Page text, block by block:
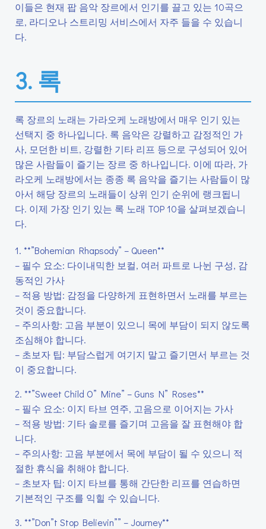
이들은 현재 팝 음악 장르에서 인기를 끌고 있는 10곡으
로, 라디오나 스트리밍 서비스에서 자주 들을 수 있습니
다.
3. 록
록 장르의 노래는 가라오케 노래방에서 매우 인기 있는
선택지 중 하나입니다. 록 음악은 강렬하고 감정적인 가
사, 모던한 비트, 강렬한 기타 리프 등으로 구성되어 있어
많은 사람들이 즐기는 장르 중 하나입니다. 이에 따라, 가
라오케 노래방에서는 종종 록 음악을 즐기는 사람들이 많
아서 해당 장르의 노래들이 상위 인기 순위에 랭크됩니
다. 이제 가장 인기 있는 록 노래 TOP 10을 살펴보겠습니
다.
1. **”Bohemian Rhapsody” – Queen**
– 필수 요소: 다이내믹한 보컬, 여러 파트로 나뉜 구성, 감
동적인 가사
– 적용 방법: 감정을 다양하게 표현하면서 노래를 부르는
것이 중요합니다.
– 주의사항: 고음 부분이 있으니 목에 부담이 되지 않도록
조심해야 합니다.
– 초보자 팁: 부담스럽게 여기지 말고 즐기면서 부르는 것
이 중요합니다.
2. **”Sweet Child O” Mine” – Guns N” Roses**
– 필수 요소: 이지 타브 연주, 고음으로 이어지는 가사
– 적용 방법: 기타 솔로를 즐기며 고음을 잘 표현해야 합
니다.
– 주의사항: 고음 부분에서 목에 부담이 될 수 있으니 적
절한 휴식을 취해야 합니다.
– 초보자 팁: 이지 타브를 통해 간단한 리프를 연습하면
기본적인 구조를 익힐 수 있습니다.
3. **”Don”t Stop Believin”” – Journey**